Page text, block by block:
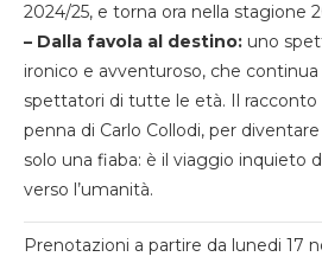
2024/25, e torna ora nella stagione
– Dalla favola al destino: uno
ironico e avventuroso, che continua
spettatori di tutte le età. Il racconto
penna di Carlo Collodi, per
solo una fiaba: è il viaggio inquieto
verso l’umanità.
Prenotazioni a partire da lunedi 17